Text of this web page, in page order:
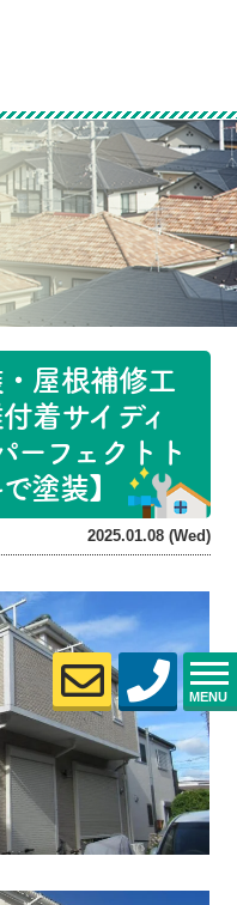
MENU
屋根補修工
着サイディ
ーフェクトト
塗装】
2025.01.08 (Wed)